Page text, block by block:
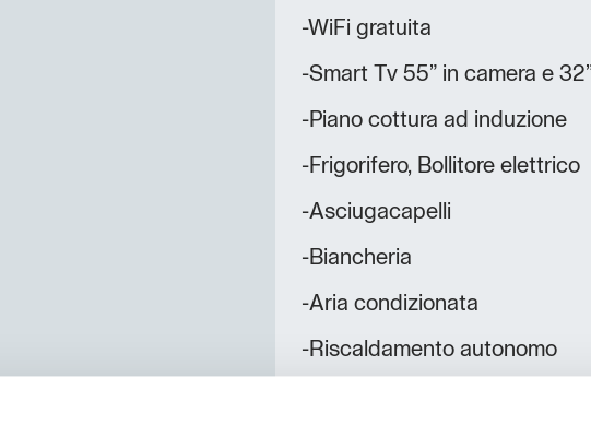
-WiFi gratuita
-Smart Tv 55” in camera e
-Piano cottura ad induzione
-Frigorifero, Bollitore elettrico
-Asciugacapelli
-Biancheria
-Aria condizionata
-Riscaldamento autonomo